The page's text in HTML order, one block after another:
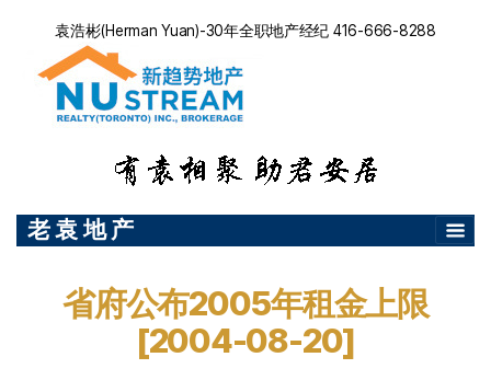
袁浩彬(Herman Yuan)-30年全职地产经纪 416-666-8288
老 袁 地 产
省府公布2005年租金上限
[2004-08-20]